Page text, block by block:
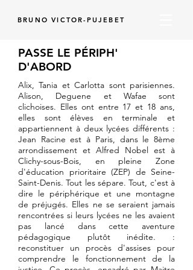
BRUNO VICTOR-PUJEBET
PASSE LE PÉRIPH'
D'ABORD
Alix, Tania et Carlotta sont parisiennes.
Alison, Deguene et Wafae sont
clichoises. Elles ont entre 17 et 18 ans,
elles sont élèves en terminale et
appartiennent à deux lycées différents :
Jean Racine est à Paris, dans le 8ème
arrondissement et Alfred Nobel est à
Clichy-sous-Bois, en pleine Zone
d'éducation prioritaire (ZEP) de Seine-
Saint-Denis. Tout les sépare. Tout, c'est à
dire le périphérique et une montagne
de préjugés. Elles ne se seraient jamais
rencontrées si leurs lycées ne les avaient
pas lancé dans cette aventure
pédagogique plutôt inédite. :
reconstituer un procès d'assises pour
comprendre le fonctionnement de la